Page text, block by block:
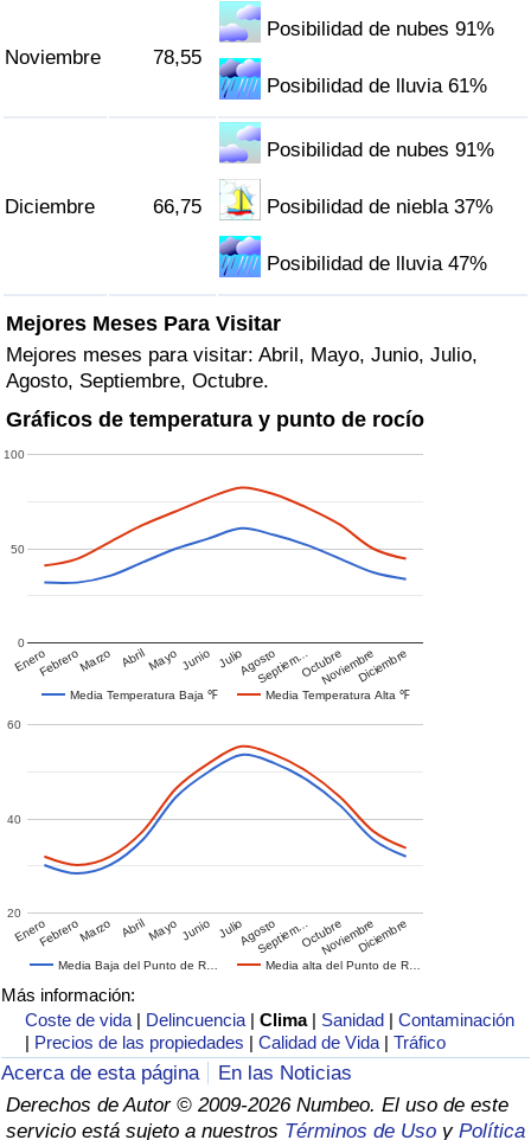
Noviembre 78,55
Posibilidad de nubes 91%
Posibilidad de lluvia 61%
Diciembre 66,75
Posibilidad de nubes 91%
Posibilidad de niebla 37%
Posibilidad de lluvia 47%
Mejores Meses Para Visitar
Mejores meses para visitar: Abril, Mayo, Junio, Julio,
Agosto, Septiembre, Octubre.
Gráficos de temperatura y punto de rocío
Media Temperatura Baja ℉ Media Temperatura Alta ℉
EneroFebreroMarzo AbrilMayo Junio JulioAgosto
Septiem…OctubreNoviembreDiciembre
0
50
100
Media Baja del Punto de R… Media alta del Punto de R…
EneroFebreroMarzo AbrilMayo Junio JulioAgosto
Septiem…OctubreNoviembreDiciembre
20
40
60
Más información:
Coste de vida | Delincuencia |Clima | Sanidad |Contaminación
| Precios de las propiedades |Calidad de Vida |Tráfico
Acerca de esta página
En las Noticias
Derechos de Autor © 2009-2026 Numbeo. El uso de este
servicio está sujeto a nuestros Términos de Uso y Política